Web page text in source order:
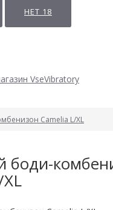
НЕТ 18
Camelia L/XL
боди-